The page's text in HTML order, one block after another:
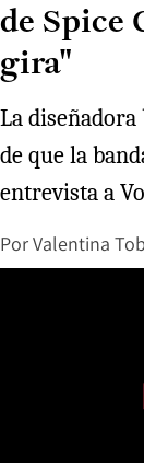
de Spice
gira"
La
de que la
entrevista a
PorValentina